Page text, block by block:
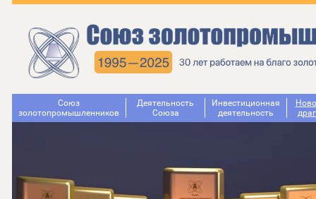
Союз
золотопромышленников
Деятельность
Cоюза
Инвестиционная
деятельность